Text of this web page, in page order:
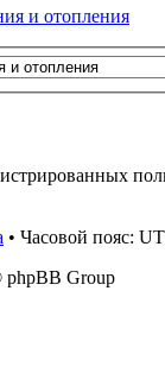
и отопления
• Часовой пояс:
phpBB Group